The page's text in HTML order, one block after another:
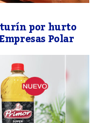
por hurto
Polar